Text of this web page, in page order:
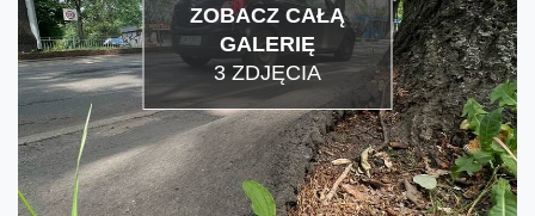
ZOBACZ CAŁĄ
GALERIĘ
3 ZDJĘCIA